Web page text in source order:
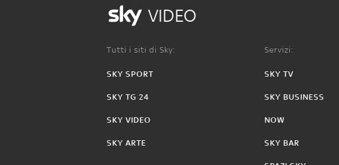
VIDEO
Tutti i siti di Sky:
SKY SPORT
SKY TG 24
SKY VIDEO
SKY ARTE
Servizi:
SKY TV
SKY BUSINESS
NOW
SKY BAR